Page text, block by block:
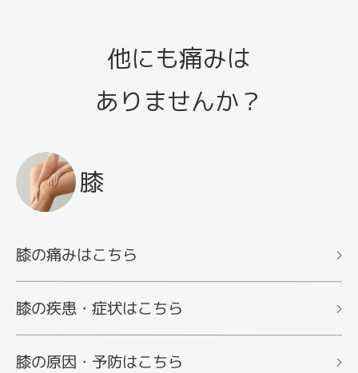
他にも痛みは
ありませんか？
膝
膝の痛みはこちら
膝の疾患・症状はこちら
膝の原因・予防はこちら